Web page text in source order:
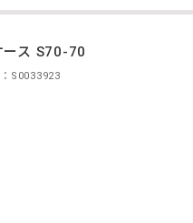
ース S70-70
S0033923